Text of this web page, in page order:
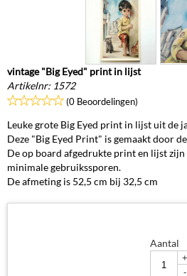
vintage "Big Eyed" print in lijst
Artikelnr: 1572
(0 Beoordelingen)
Leuke grote Big Eyed print in lijst uit de
Deze "Big Eyed Print" is gemaakt door
De op board afgedrukte print en lijst
minimale gebruikssporen.
De afmeting is 52,5 cm bij 32,5 cm
Aantal
+
-